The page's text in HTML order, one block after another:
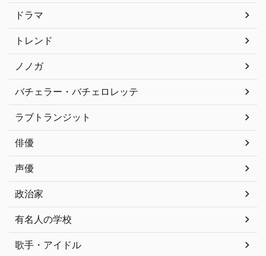
ドラマ
トレンド
ノノガ
バチェラー・バチェロレッテ
ラブトランジット
俳優
声優
政治家
有名人の学校
歌手・アイドル